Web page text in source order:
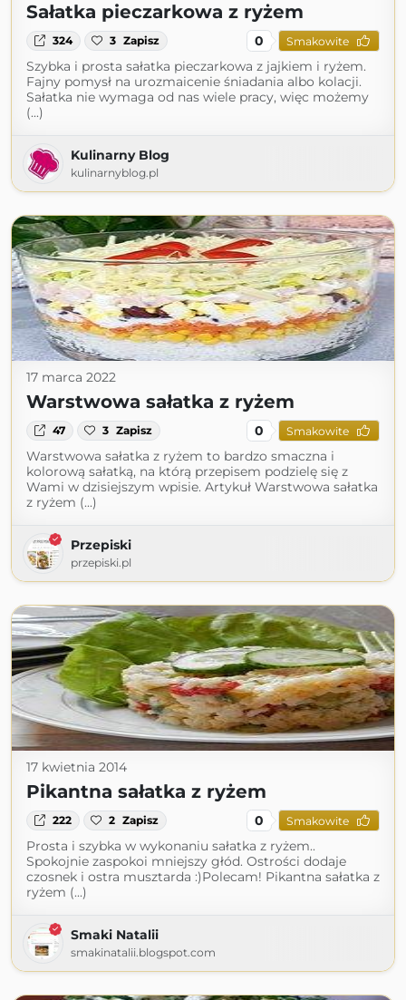
Sałatka pieczarkowa z ryżem
324 3 Zapisz 0 Smakowite
Szybka i prosta sałatka pieczarkowa z jajkiem i ryżem.
Fajny pomysł na urozmaicenie śniadania albo kolacji.
Sałatka nie wymaga od nas wiele pracy, więc możemy
(...)
Kulinarny Blog
kulinarnyblog.pl
17 marca 2022
Warstwowa sałatka z ryżem
47 3 Zapisz 0 Smakowite
Warstwowa sałatka z ryżem to bardzo smaczna i
kolorową sałatką, na którą przepisem podzielę się z
Wami w dzisiejszym wpisie. Artykuł Warstwowa sałatka
z ryżem (...)
Przepiski
przepiski.pl
17 kwietnia 2014
Pikantna sałatka z ryżem
222 2 Zapisz 0 Smakowite
Prosta i szybka w wykonaniu sałatka z ryżem..
Spokojnie zaspokoi mniejszy głód. Ostrości dodaje
czosnek i ostra musztarda :)Polecam! Pikantna sałatka z
ryżem (...)
Smaki Natalii
smakinatalii.blogspot.com